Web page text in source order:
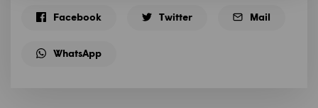
Facebook Twitter Mail
WhatsApp